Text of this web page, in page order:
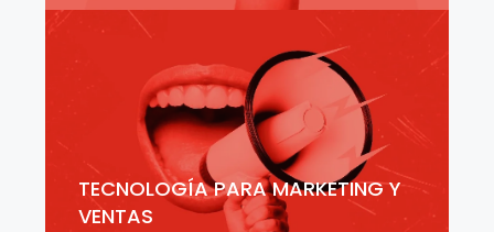
TECNOLOGÍA PARA MARKETING Y
VENTAS